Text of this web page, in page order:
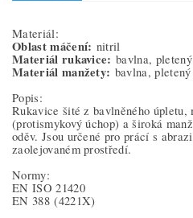
Materiál:
Oblast máčení: nitril
Materiál rukavice: bavlna, pletený
Materiál manžety: bavlna, pletený
Popis:
Rukavice šité z bavlněného
(protismykový úchop) a široká
oděv. Jsou určené pro prácí s
zaolejovaném prostředí.
Normy:
EN ISO 21420
EN 388(4221X)